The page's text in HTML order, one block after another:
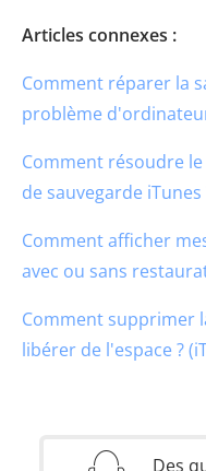
Articles connexes :
Comment réparer la
problème
Comment résoudre
de sauvegarde
Comment afficher
avec ou sans
Comment supprimer
libérer de l'espace ?
Des